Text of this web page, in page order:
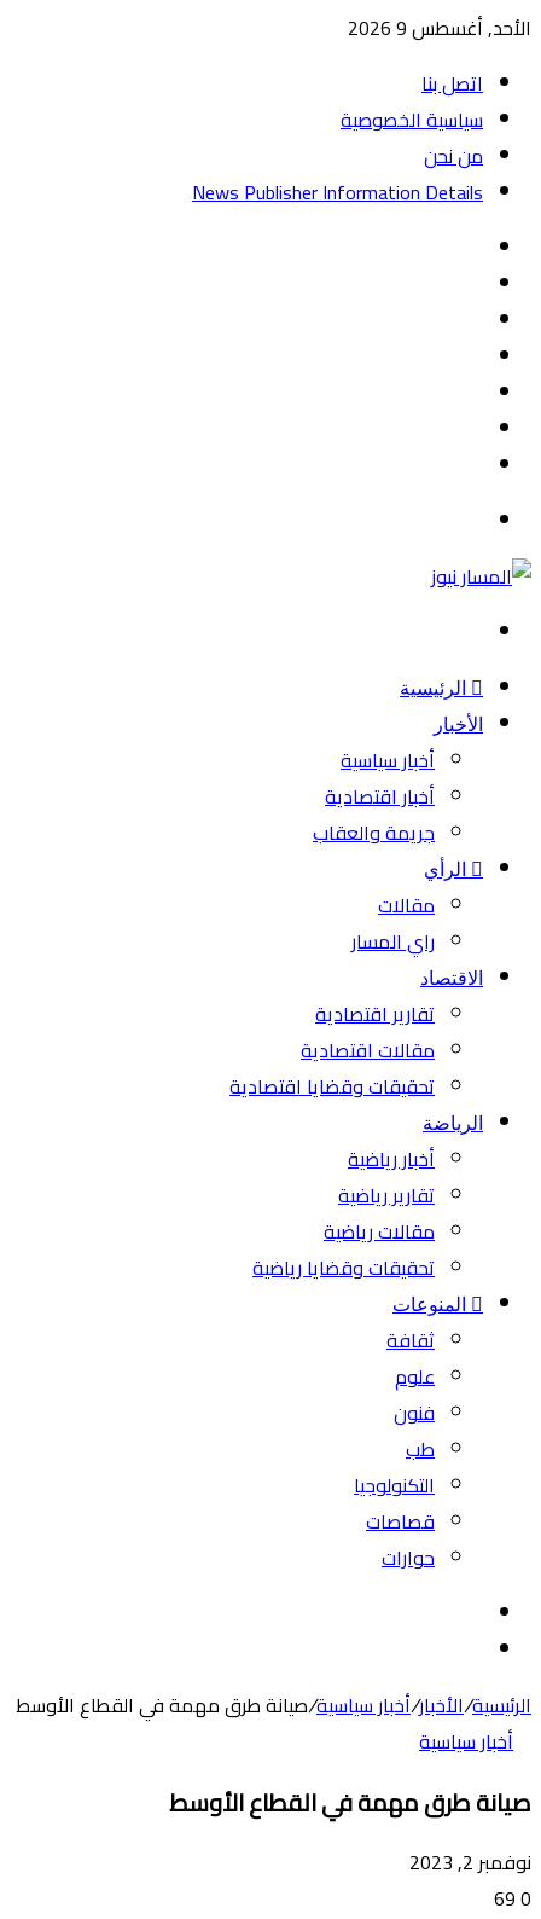
الأحد, أغسطس 9 2026
اتصل بنا
سياسية الخصوصية
من نحن
News Publisher Information Details
الرئيسية
الأخبار
أخبار سياسية
أخبار اقتصادية
جريمة والعقاب
الرأي
مقالات
راي المسار
الاقتصاد
تقارير اقتصادية
مقالات اقتصادية
تحقيقات وقضايا اقتصادية
الرياضة
أخبار رياضية
تقارير رياضية
مقالات رياضية
تحقيقات وقضايا رياضية
المنوعات
ثقافة
علوم
فنون
طب
التكنولوجيا
قصاصات
حوارات
الرئيسية/الأخبار/أخبار سياسية/صيانة طرق مهمة في القطاع الأوسط
أخبار سياسية
صيانة طرق مهمة في القطاع الأوسط
نوفمبر 2, 2023
0